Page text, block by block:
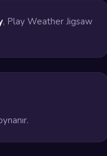
, Play Weather Jigsaw